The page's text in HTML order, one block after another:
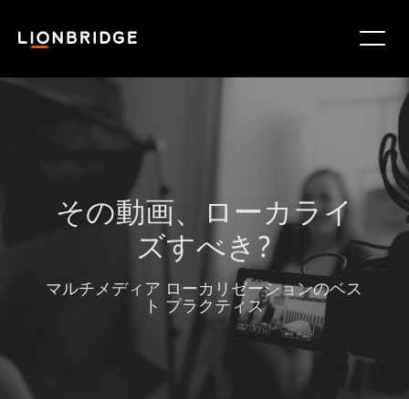
その動画、ローカライ
ズすべき?
マルチメディア ローカリゼーションのベス
ト プラクティス